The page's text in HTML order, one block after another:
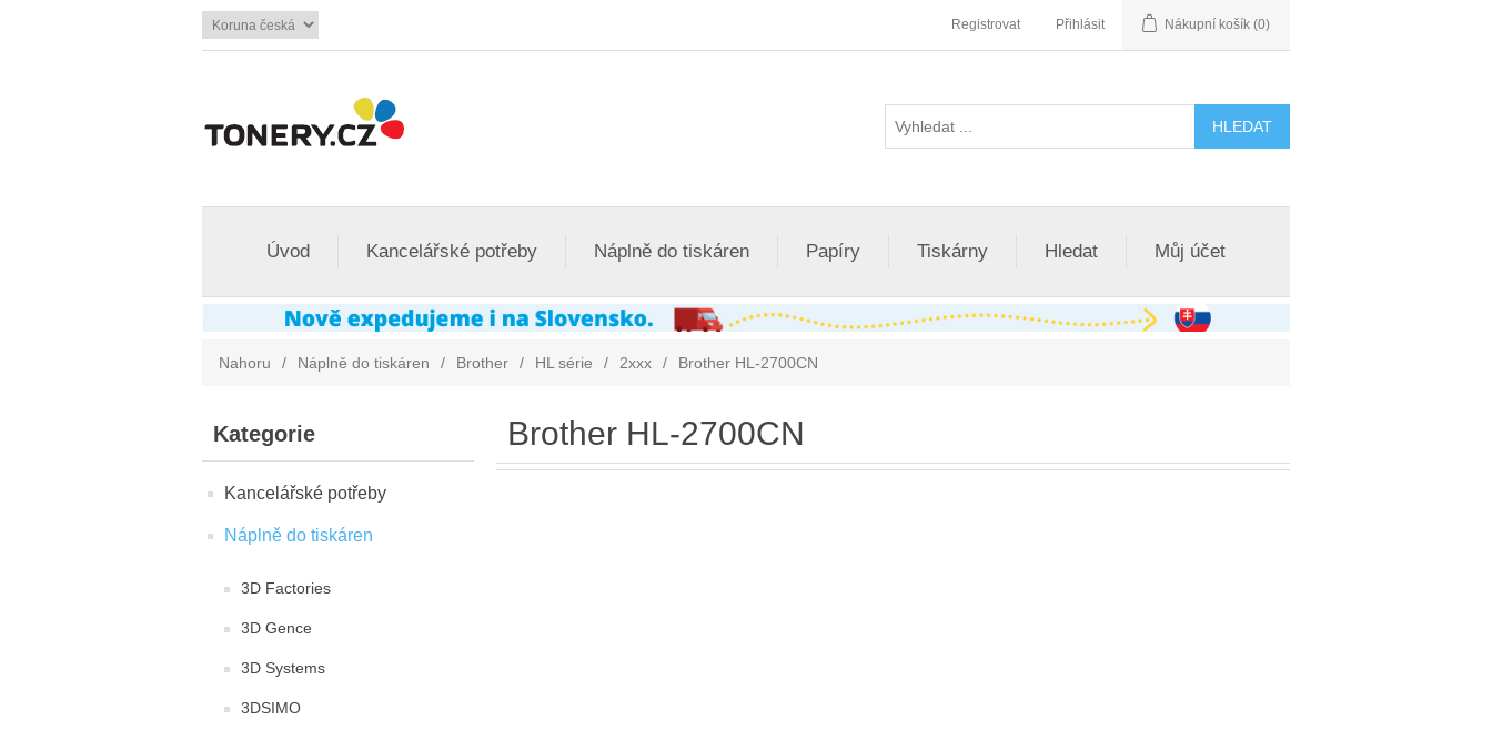
Registrovat Přihlásit Nákupní košík (0)
Úvod Kancelářské potřeby Náplně do tiskáren Papíry Tiskárny Hledat Můj účet
Nahoru / Náplně do tiskáren / Brother / HL série / 2xxx / Brother HL-2700CN
Kategorie
Kancelářské potřeby
Náplně do tiskáren
3D Factories
3D Gence
3D Systems
3DSIMO
Brother HL-2700CN